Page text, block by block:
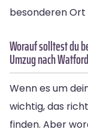
besonderen Ort
Worauf solltest du
Umzug nach
Wenn es um
wichtig, das
finden. Aber